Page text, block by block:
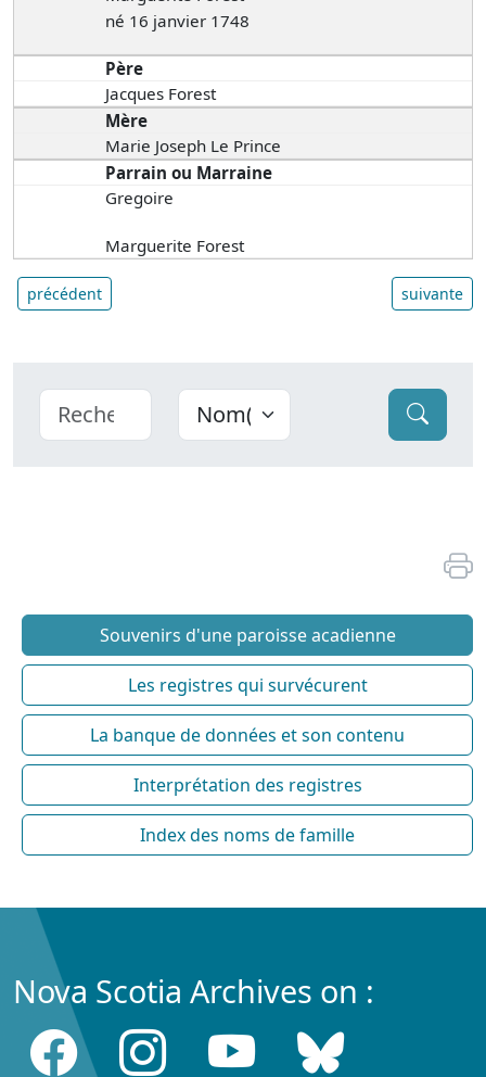
né 16 janvier 1748
Père
Jacques Forest
Mère
Marie Joseph Le Prince
Parrain ou Marraine
Gregoire
Marguerite Forest
précédent suivante
Souvenirs d'une paroisse acadienne
Les registres qui survécurent
La banque de données et son contenu
Interprétation des registres
Index des noms de famille
Nova Scotia Archives on :